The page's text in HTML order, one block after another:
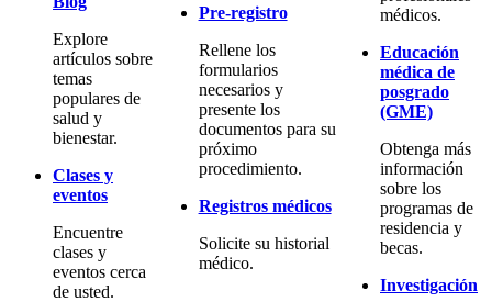
Explore
artículos sobre
temas
populares de
salud y
bienestar.
Clases y
eventos
Encuentre
clases y
eventos cerca
de usted.
Pre-registro
Rellene los
formularios
necesarios y
presente los
documentos para su
próximo
procedimiento.
Registros médicos
Solicite su historial
médico.
médicos.
Educación
médica de
posgrado
(GME)
Obtenga más
información
sobre los
programas de
residencia y
becas.
Investigación